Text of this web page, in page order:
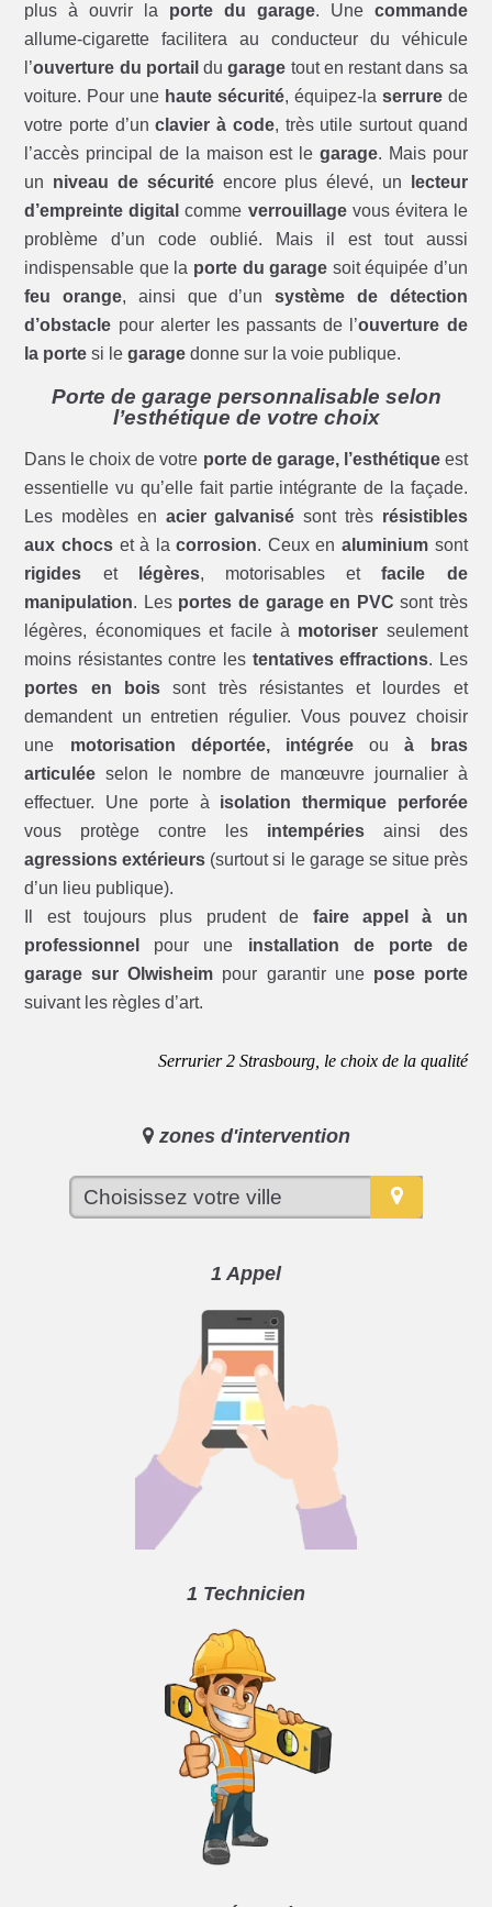
plus à ouvrir la porte du garage. Une commande
allume-cigarette facilitera au conducteur du véhicule
l’ouverture du portail dugarage tout en restant dans sa
voiture. Pour une haute sécurité, équipez-la serrurede
votre porte d’unclavier à code, très utile surtout quand
l’accès principal de la maison est le garage. Mais pour
un niveau de sécuritéencore plus élevé, un
lecteur
d’empreinte digital comme verrouillagevous évitera le
problème d’un code oublié. Mais il est tout aussi
indispensable que la porte du garage soit équipée d’un
feu orange, ainsi que d’unsystème de détection
d’obstacle pour alerter les passants de l’ouverture de
la porte si legarage donne sur la voie publique.
Porte de garage personnalisable selon
l’esthétique de votre choix
Dans le choix de votre porte de garage, l’esthétiqueest
essentielle vu qu’elle fait partie intégrante de la façade.
Les modèles en acier galvanisé sont très résistibles
aux chocset à lacorrosion. Ceux enaluminium sont
rigides et légères, motorisables etfacile de
manipulation. Les portes de garage en PVC sont très
légères, économiques et facile à motoriser seulement
moins résistantes contre les tentatives effractions. Les
portes en boissont très résistantes et lourdes et
demandent un entretien régulier. Vous pouvez choisir
une motorisation déportée, intégrée ouà bras
articulée selon le nombre de manœuvre journalier à
effectuer. Une porte à isolation thermique perforée
vous protège contre les intempériesainsi des
agressions extérieurs (surtout si le garage se situe près
d’un lieu publique).
Il est toujours plus prudent de faire appel à un
professionnel
pour une installation de porte de
garage sur Olwisheim pour garantir une pose porte
suivant les règles d’art.
Serrurier 2 Strasbourg, le choix de la qualité
zones d'intervention
1 Appel
1 Technicien